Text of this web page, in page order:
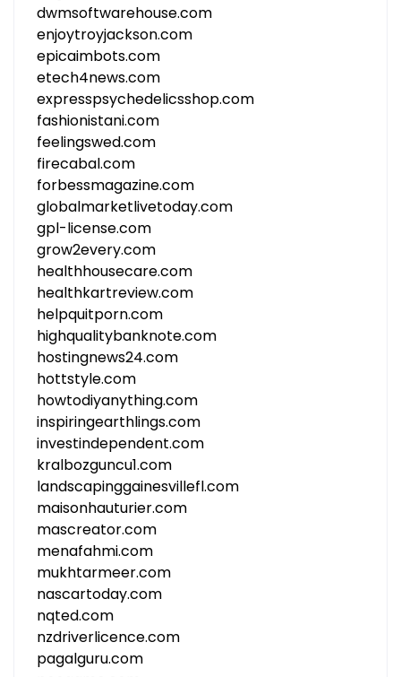
dwmsoftwarehouse.com
enjoytroyjackson.com
epicaimbots.com
etech4news.com
expresspsychedelicsshop.com
fashionistani.com
feelingswed.com
firecabal.com
forbessmagazine.com
globalmarketlivetoday.com
gpl-license.com
grow2every.com
healthhousecare.com
healthkartreview.com
helpquitporn.com
highqualitybanknote.com
hostingnews24.com
hottstyle.com
howtodiyanything.com
inspiringearthlings.com
investindependent.com
kralbozguncu1.com
landscapinggainesvillefl.com
maisonhauturier.com
mascreator.com
menafahmi.com
mukhtarmeer.com
nascartoday.com
nqted.com
nzdriverlicence.com
pagalguru.com